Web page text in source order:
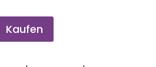
Kaufen